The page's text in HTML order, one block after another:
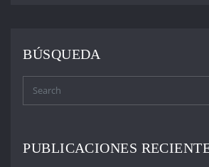
BÚSQUEDA
PUBLICACIONES